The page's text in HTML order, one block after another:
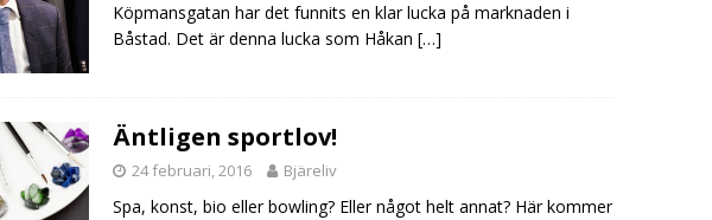
Köpmansgatan har det funnits en klar lucka på marknaden i
Båstad. Det är denna lucka som Håkan […]
Äntligen sportlov!
24 februari, 2016 Bjäreliv
Spa, konst, bio eller bowling? Eller något helt annat? Här kommer